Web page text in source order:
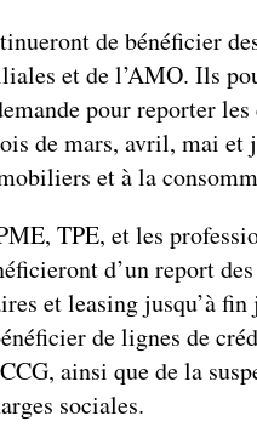
de bénéficier
et de l’AMO. Ils
pour reporter les
de mars, avril, mai et
et à la
TPE, et les
d’un report des
et leasing jusqu’à
de lignes de
ainsi que de la
sociales.